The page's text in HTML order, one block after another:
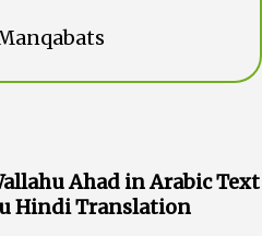
Ahad in Arabic Text
Hindi Translation